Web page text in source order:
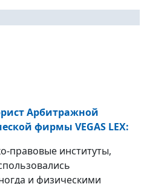
Арбитражной
фирмы VEGAS LEX:
правовые институты,
и физическими